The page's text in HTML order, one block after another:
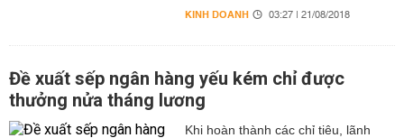
KINH DOANH 03:27 | 21/08/2018
Đề xuất sếp ngân hàng yếu kém chỉ được
thưởng nửa tháng lương
Khi hoàn thành các chỉ tiêu, lãnh